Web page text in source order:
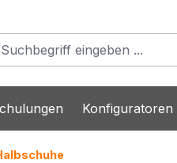
Konfiguratoren